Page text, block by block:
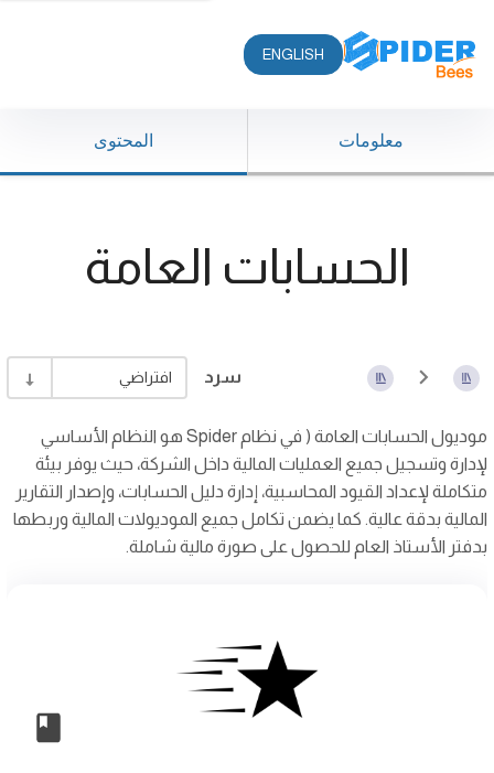
ENGLISH
معلومات المحتوى
الحسابات العامة
سرد افتراضي
موديول الحسابات العامة ( في نظام Spider هو النظام الأساسي
لإدارة وتسجيل جميع العمليات المالية داخل الشركة، حيث يوفر بيئة
متكاملة لإعداد القيود المحاسبية، إدارة دليل الحسابات، وإصدار التقارير
المالية بدقة عالية. كما يضمن تكامل جميع الموديولات المالية وربطها
بدفتر الأستاذ العام للحصول على صورة مالية شاملة.